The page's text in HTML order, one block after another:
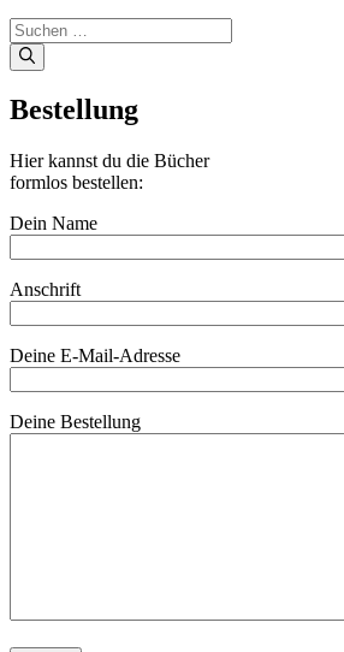
Suchen
nach:
Bestellung
Hier kannst du die Bücher
formlos bestellen:
Dein Name
Anschrift
Deine E-Mail-Adresse
Deine Bestellung